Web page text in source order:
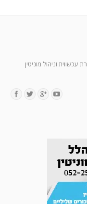
עכשווית וניהול מוניטין